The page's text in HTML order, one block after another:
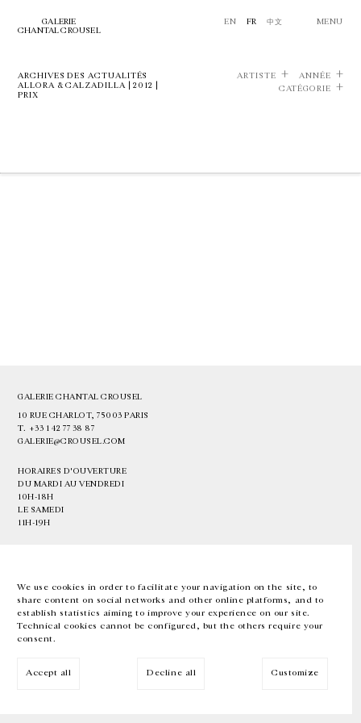
We use cookies in order to facilitate your navigation on the site, to
share content on social networks and other online platforms, and to
establish statistics aiming to improve your experience on our site.
Technical cookies cannot be configured, but the others require your
consent.
Accept all Decline all Customize
GALERIE
CHANTAL CROUSEL
EN FR 中文 MENU
ARCHIVES DES ACTUALITÉS
ALLORA & CALZADILLA | 2012 |
PRIX
ARTISTE
ANNÉE
CATÉGORIE
GALERIE CHANTAL CROUSEL
10 RUE CHARLOT, 75003 PARIS
T. +33 1 42 77 38 87
GALERIE@CROUSEL.COM
HORAIRES D'OUVERTURE
DU MARDI AU VENDREDI
10H-18H
LE SAMEDI
11H-19H
EN FR 中文 Facebook Instagram
Inscrivez-vous à notre newsletter